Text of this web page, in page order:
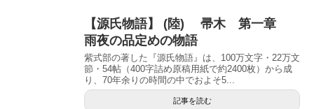
【源氏物語】 (陸) 帚木 第一章
雨夜の品定めの物語
紫式部の著した『源氏物語』は、100万文字・22万文
節・54帖（400字詰め原稿用紙で約2400枚）から成
り、70年余りの時間の中でおよそ5...
記事を読む